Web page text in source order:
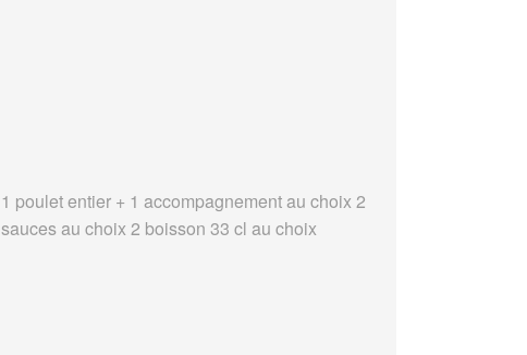
1 poulet entier + 1 accompagnement au choix 2
sauces au choix 2 boisson 33 cl au choix